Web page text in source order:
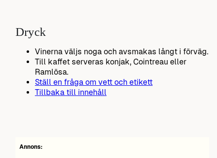
Dryck
Vinerna väljs noga och avsmakas långt i förväg.
Till kaffet serveras konjak, Cointreau eller
Ramlösa.
Ställ en fråga om vett och etikett
Tillbaka till innehåll
Annons: